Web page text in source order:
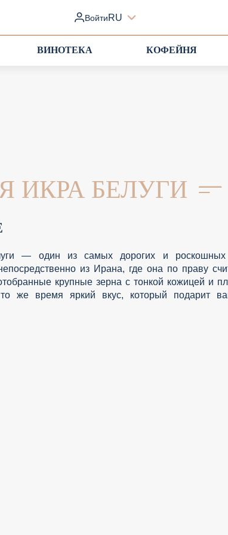
ВойтиRU
ВИНОТЕКА КОФЕЙНЯ
ИКРА БЕЛУГИ
— один из самых дорогих и
из Ирана, где она по праву
крупные зерна с тонкой кожицей и
же время яркий вкус, который подарит